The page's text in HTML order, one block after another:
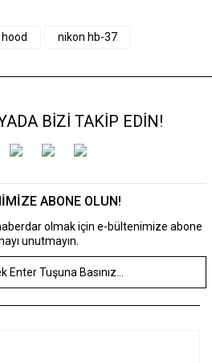
nikon hb-37
BİZİ TAKİP EDİN!
ABONE OLUN!
olmak için e-bültenimize abone
unutmayın.